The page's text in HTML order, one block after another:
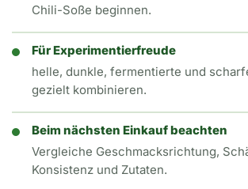
Chili-Soße beginnen.
Für Experimentierfreude
helle, dunkle, fermentierte und
gezielt kombinieren.
Beim nächsten Einkauf beachten
Vergleiche Geschmacksrichtung,
Konsistenz und Zutaten.